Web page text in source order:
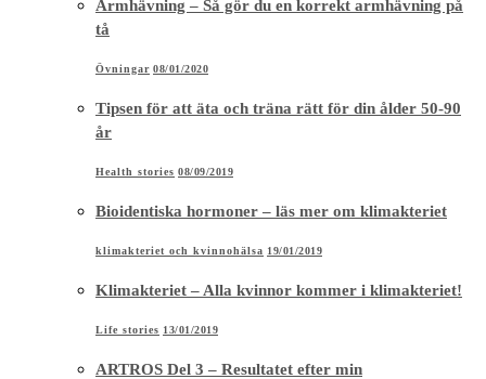
Armhävning – Så gör du en korrekt armhävning på
tå
Övningar 08/01/2020
Tipsen för att äta och träna rätt för din ålder 50-90
år
Health stories 08/09/2019
Bioidentiska hormoner – läs mer om klimakteriet
klimakteriet och kvinnohälsa 19/01/2019
Klimakteriet – Alla kvinnor kommer i klimakteriet!
Life stories 13/01/2019
ARTROS Del 3 – Resultatet efter min